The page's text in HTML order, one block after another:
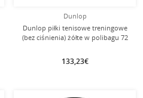
Dunlop
Dunlop piłki tenisowe treningowe
(bez ciśnienia) żółte w polibagu 72
133,23€